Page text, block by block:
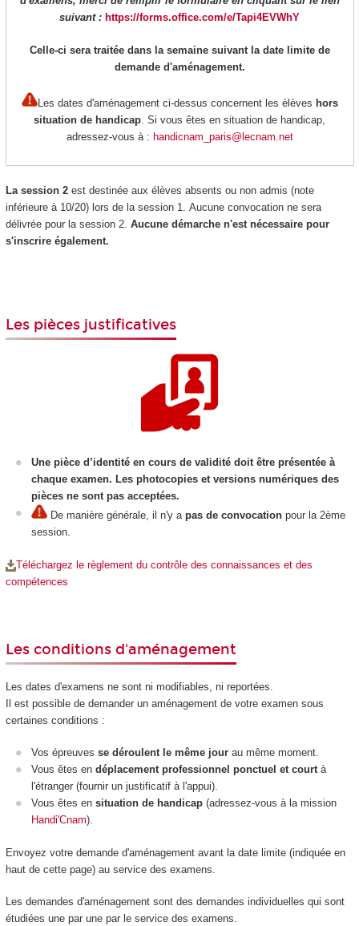
suivant : https://forms.office.com/e/Tapi4EVWhY
Celle-ci sera traitée dans la semaine suivant la date limite de
demande d'aménagement.
Les dates d'aménagement ci-dessus concernent les élèves hors
situation de handicap. Si vous êtes en situation de handicap,
adressez-vous à : handicnam_paris@lecnam.net
La session 2 est destinée aux élèves absents ou non admis (note
inférieure à 10/20) lors de la session 1.
Aucune convocation ne sera
délivrée pour la session 2. Aucune démarche n'est nécessaire pour
s'inscrire également.
Les pièces justificatives
Une pièce d’identité en cours de validité doit être présentée à
chaque examen. Les photocopies et versions numériques des
pièces ne sont pas acceptées.
De manière générale, il n'y a pas de convocation pour la 2ème
session.
Téléchargez le règlement du contrôle des connaissances et des
compétences
Les conditions d'aménagement
Les dates d'examens ne sont ni modifiables, ni reportées.
Il est possible de demander un aménagement de votre examen sous
certaines conditions :
Vos épreuves se déroulent le même jour au même moment.
Vous êtes en déplacement professionnel ponctuel et court à
l'étranger (fournir un justificatif à l'appui).
Vous êtes en situation de handicap (adressez-vous à la mission
Handi'Cnam).
Envoyez votre demande d'aménagement avant la date limite (indiquée en
haut de cette page) au service des examens.
Les demandes d'aménagement sont des demandes individuelles qui sont
étudiées une par une par le service des examens.